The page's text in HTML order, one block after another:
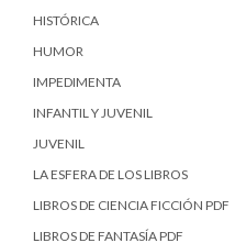
HISTÓRICA
HUMOR
IMPEDIMENTA
INFANTIL Y JUVENIL
JUVENIL
LA ESFERA DE LOS LIBROS
LIBROS DE CIENCIA FICCIÓN PDF
LIBROS DE FANTASÍA PDF